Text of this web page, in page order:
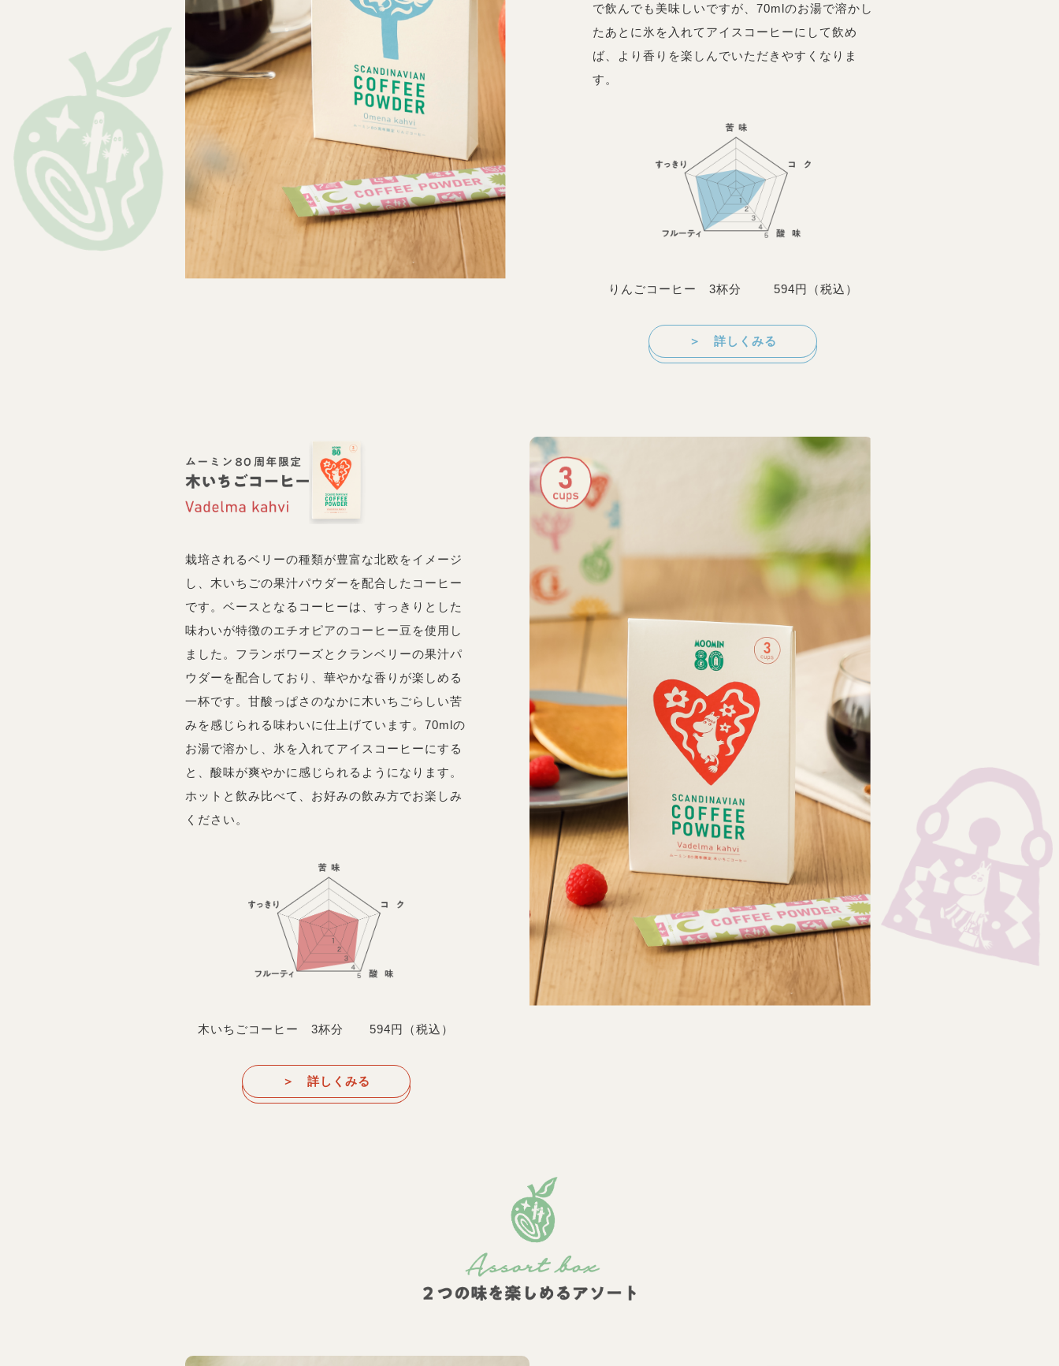
で飲んでも美味しいですが、70mlのお湯で溶かし
たあとに氷を入れてアイスコーヒーにして飲め
ば、より香りを楽しんでいただきやすくなりま
す。
りんごコーヒー 3杯分 594円（税込）
＞ 詳しくみる
栽培されるベリーの種類が豊富な北欧をイメージ
し、木いちごの果汁パウダーを配合したコーヒー
です。ベースとなるコーヒーは、すっきりとした
味わいが特徴のエチオピアのコーヒー豆を使用し
ました。フランボワーズとクランベリーの果汁パ
ウダーを配合しており、華やかな香りが楽しめる
一杯です。甘酸っぱさのなかに木いちごらしい苦
みを感じられる味わいに仕上げています。70mlの
お湯で溶かし、氷を入れてアイスコーヒーにする
と、酸味が爽やかに感じられるようになります。
ホットと飲み比べて、お好みの飲み方でお楽しみ
ください。
木いちごコーヒー 3杯分 594円（税込）
＞ 詳しくみる